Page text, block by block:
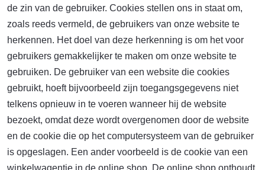
de zin van de gebruiker. Cookies stellen ons in staat om,
zoals reeds vermeld, de gebruikers van onze website te
herkennen. Het doel van deze herkenning is om het voor
gebruikers gemakkelijker te maken om onze website te
gebruiken. De gebruiker van een website die cookies
gebruikt, hoeft bijvoorbeeld zijn toegangsgegevens niet
telkens opnieuw in te voeren wanneer hij de website
bezoekt, omdat deze wordt overgenomen door de website
en de cookie die op het computersysteem van de gebruiker
is opgeslagen. Een ander voorbeeld is de cookie van een